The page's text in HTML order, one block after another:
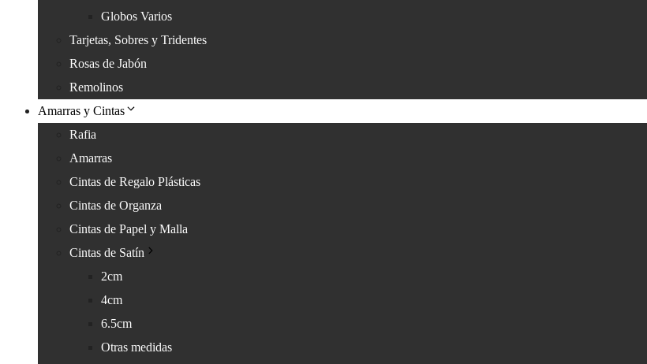
Globos Varios
Tarjetas, Sobres y Tridentes
Rosas de Jabón
Remolinos
Amarras y Cintas
Rafia
Amarras
Cintas de Regalo Plásticas
Cintas de Organza
Cintas de Papel y Malla
Cintas de Satín
2cm
4cm
6.5cm
Otras medidas